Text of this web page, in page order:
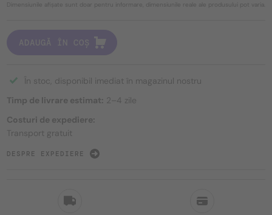
Dimensiunile afișate sunt doar pentru informare, dimensiunile reale ale produsului pot varia.
ADAUGĂ ÎN COȘ
În stoc, disponibil imediat în magazinul nostru
Timp de livrare estimat: 2–4 zile
Costuri de expediere:
Transport gratuit
DESPRE EXPEDIERE